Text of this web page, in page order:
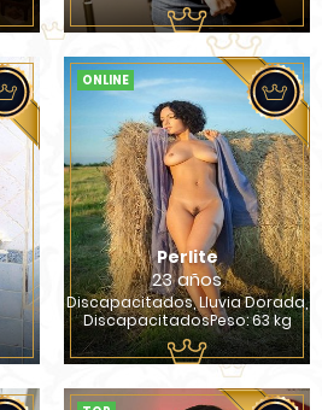
ONLINE
Perlite
23 años
Discapacitados, Lluvia Dorada,
DiscapacitadosPeso: 63 kg